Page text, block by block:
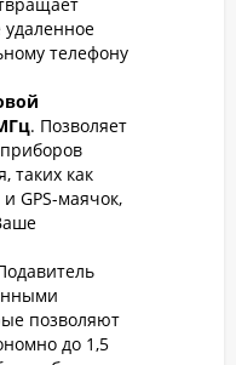
телефону
. Позволяет
таких как
GPS-маячок,
позволяют
до 1,5